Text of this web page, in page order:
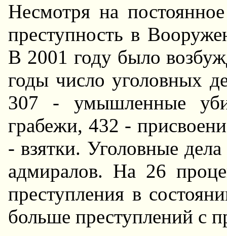
Hесмотря на
преступность в
В 2001 году было
годы число уголовных
307 - умышленные
грабежи, 432 -
- взятки. Уголовные
адмиралов. Hа 26
преступления в
больше преступлений с